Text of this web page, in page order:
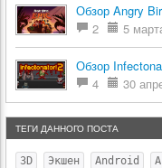
Обзор Angry
2
5
Обзор
4
30
ТЕГИ ДАННОГО ПОСТА
3D Экшен Android